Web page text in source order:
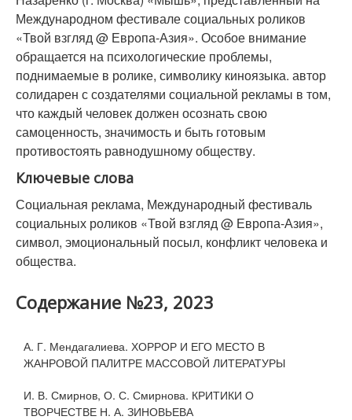
Международном фестивале социальных роликов
«Твой взгляд @ Европа-Азия». Особое внимание
обращается на психологические проблемы,
поднимаемые в ролике, символику киноязыка. автор
солидарен с создателями социальной рекламы в том,
что каждый человек должен осознать свою
самоценность, значимость и быть готовым
противостоять равнодушному обществу.
Ключевые слова
Социальная реклама, Международный фестиваль
социальных роликов «Твой взгляд @ Европа-Азия»,
символ, эмоциональный посыл, конфликт человека и
общества.
Содержание №23, 2023
А. Г. Мендагалиева. ХОРРОР И ЕГО МЕСТО В
ЖАНРОВОЙ ПАЛИТРЕ МАССОВОЙ ЛИТЕРАТУРЫ
И. В. Смирнов, О. С. Смирнова. КРИТИКИ О
ТВОРЧЕСТВЕ Н. А. ЗИНОВЬЕВА